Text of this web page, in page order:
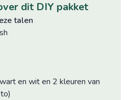
dit DIY pakket
talen
en wit en 2 kleuren van